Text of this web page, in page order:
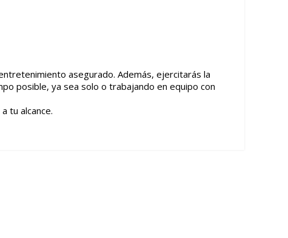
asegurado. Además, ejercitarás la
posible, ya sea solo o trabajando en equipo con
tu alcance.